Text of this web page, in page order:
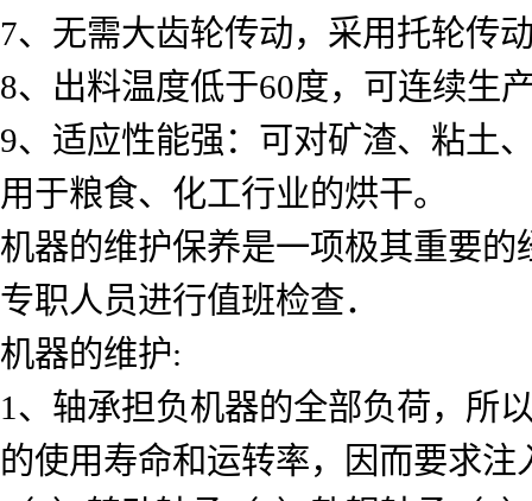
7、无需大齿轮传动，采用托轮传
8、出料温度低于60度，可连续生
9、适应性能强：可对矿渣、粘土
用于粮食、化工行业的烘干。
机器的维护保养是一项极其重要
专职人员进行值班检查．
机器的维护:
1、轴承担负机器的全部负荷，所
的使用寿命和运转率，因而要求